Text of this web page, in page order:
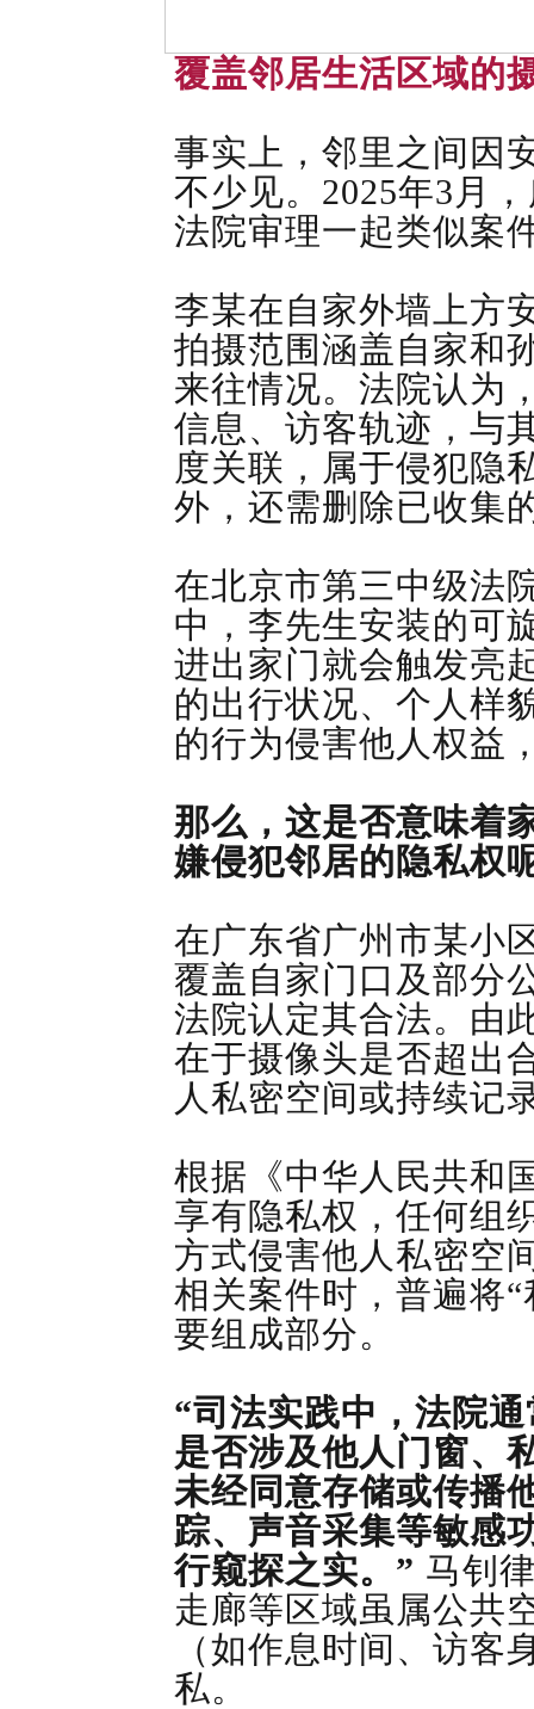
覆盖邻居生活区域的
事实上，邻里之间因
不少见。2025年3月
法院审理一起类似案
李某在自家外墙上方
拍摄范围涵盖自家和
来往情况。法院认为
信息、访客轨迹，与
度关联，属于侵犯隐
外，还需删除已收集
在北京市第三中级法
中，李先生安装的可
进出家门就会触发亮
的出行状况、个人样
的行为侵害他人权益
那么，这是否意味着
嫌侵犯邻居的隐私权
在广东省广州市某小
覆盖自家门口及部分
法院认定其合法。由
在于摄像头是否超出
人私密空间或持续记
根据《中华人民共和
享有隐私权，任何组
方式侵害他人私密空
相关案件时，普遍将
要组成部分。
“司法实践中，法院
是否涉及他人门窗、
未经同意存储或传播
踪、声音采集等敏感
行窥探之实。” 马钊
走廊等区域虽属公共
（如作息时间、访客
私。